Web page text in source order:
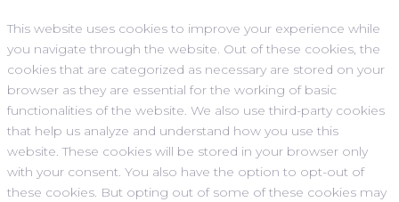
This website uses cookies to improve your experience while
you navigate through the website. Out of these cookies, the
cookies that are categorized as necessary are stored on your
browser as they are essential for the working of basic
functionalities of the website. We also use third-party cookies
that help us analyze and understand how you use this
website. These cookies will be stored in your browser only
with your consent. You also have the option to opt-out of
these cookies. But opting out of some of these cookies may